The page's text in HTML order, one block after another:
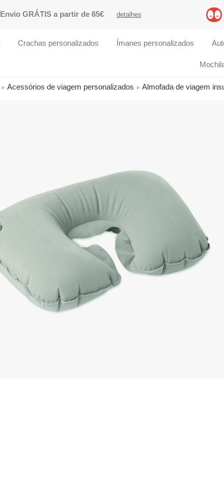
Envio GRÁTIS a partir de 65€ detalhes
Crachas personalizados Ímanes personalizados
Acessórios de viagem personalizados Almofada de viagem